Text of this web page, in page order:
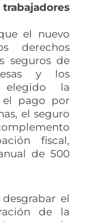
el nuevo
derechos
seguros de
y los
elegido la
el pago por
el seguro
fiscal,
de 500
el
de la